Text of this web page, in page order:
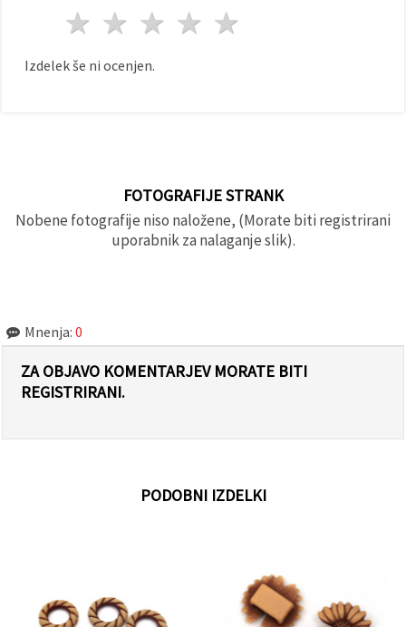
4 zvezde
3 zvezde
2 zvezde
1 zvezda
Izdelek še ni ocenjen.
FOTOGRAFIJE STRANK
Nobene fotografije niso naložene, (Morate biti registrirani
uporabnik za nalaganje slik).
Mnenja: 0
ZA OBJAVO KOMENTARJEV MORATE BITI
REGISTRIRANI.
PODOBNI IZDELKI